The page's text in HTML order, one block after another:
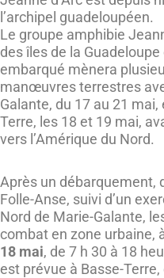
l’archipel guadeloupéen.
Le groupe amphibie
des îles de la
embarqué mènera
manœuvres terrestres
Galante, du 17 au 21
Terre, les 18 et 19 mai,
vers l’Amérique du Nord.
Après un débarquement,
Folle-Anse, suivi d’un
Nord de Marie-Galante,
combat en zone urbaine,
18 mai, de 7 h 30 à 18
est prévue à Basse-